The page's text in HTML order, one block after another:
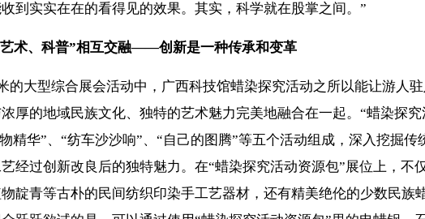
到实实在在的看得见的效果。其实，科学就在股掌之间。”
术、科普”相互交融——创新是一种传承和变革
大型综合展会活动中，广西科技馆蜡染探究活动之所以能让游人
厚的地域民族文化、独特的艺术魅力完美地融合在一起。“蜡染探
精华”、“纺车沙沙响”、“自己的图腾”等五个活动组成，深入挖掘传
经过创新改良后的独特魅力。在“蜡染探究活动资源包”展位上，不
靛青等古朴的民间纺织印染手工艺器材，还有精美绝伦的少数民族